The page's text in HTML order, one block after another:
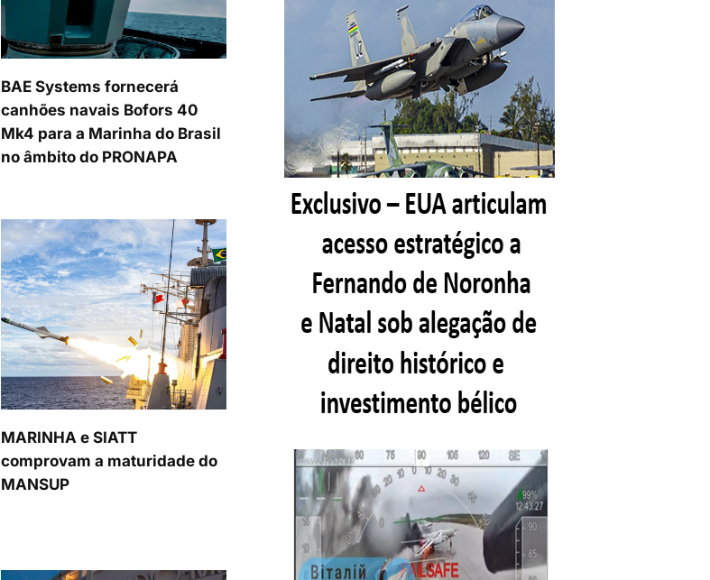
BAE Systems fornecerá
canhões navais Bofors 40
Mk4 para a Marinha do Brasil
no âmbito do PRONAPA
MARINHA e SIATT
comprovam a maturidade do
MANSUP